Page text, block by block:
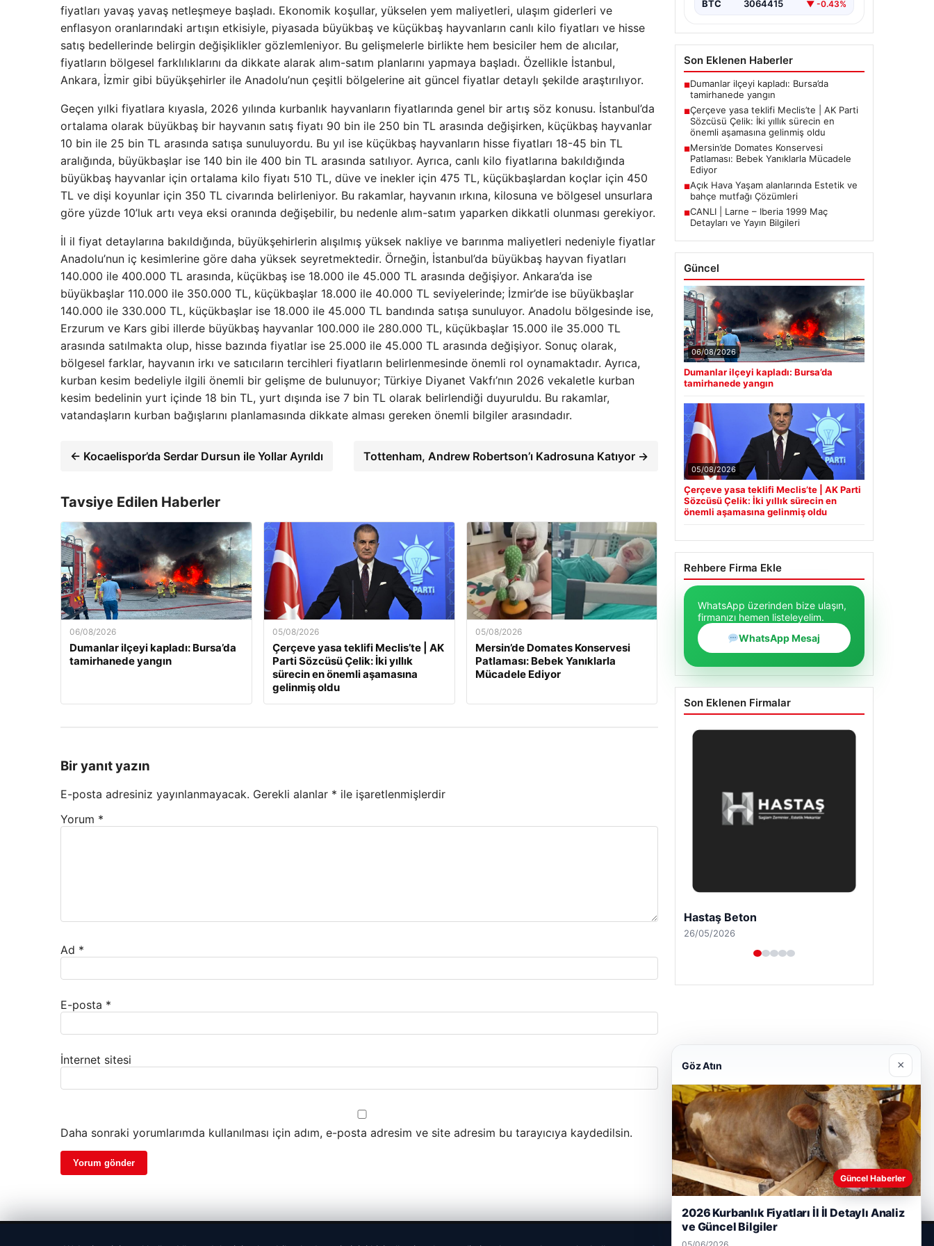
fiyatları yavaş yavaş netleşmeye başladı. Ekonomik koşullar, yükselen yem maliyetleri, ulaşım giderleri ve
enflasyon oranlarındaki artışın etkisiyle, piyasada büyükbaş ve küçükbaş hayvanların canlı kilo fiyatları ve hisse
satış bedellerinde belirgin değişiklikler gözlemleniyor. Bu gelişmelerle birlikte hem besiciler hem de alıcılar,
fiyatların bölgesel farklılıklarını da dikkate alarak alım-satım planlarını yapmaya başladı. Özellikle İstanbul,
Ankara, İzmir gibi büyükşehirler ile Anadolu’nun çeşitli bölgelerine ait güncel fiyatlar detaylı şekilde araştırılıyor.
Geçen yılki fiyatlara kıyasla, 2026 yılında kurbanlık hayvanların fiyatlarında genel bir artış söz konusu. İstanbul’da
ortalama olarak büyükbaş bir hayvanın satış fiyatı 90 bin ile 250 bin TL arasında değişirken, küçükbaş hayvanlar
10 bin ile 25 bin TL arasında satışa sunuluyordu. Bu yıl ise küçükbaş hayvanların hisse fiyatları 18-45 bin TL
aralığında, büyükbaşlar ise 140 bin ile 400 bin TL arasında satılıyor. Ayrıca, canlı kilo fiyatlarına bakıldığında
büyükbaş hayvanlar için ortalama kilo fiyatı 510 TL, düve ve inekler için 475 TL, küçükbaşlardan koçlar için 450
TL ve dişi koyunlar için 350 TL civarında belirleniyor. Bu rakamlar, hayvanın ırkına, kilosuna ve bölgesel unsurlara
göre yüzde 10’luk artı veya eksi oranında değişebilir, bu nedenle alım-satım yaparken dikkatli olunması gerekiyor.
İl il fiyat detaylarına bakıldığında, büyükşehirlerin alışılmış yüksek nakliye ve barınma maliyetleri nedeniyle fiyatlar
Anadolu’nun iç kesimlerine göre daha yüksek seyretmektedir. Örneğin, İstanbul’da büyükbaş hayvan fiyatları
140.000 ile 400.000 TL arasında, küçükbaş ise 18.000 ile 45.000 TL arasında değişiyor. Ankara’da ise
büyükbaşlar 110.000 ile 350.000 TL, küçükbaşlar 18.000 ile 40.000 TL seviyelerinde; İzmir’de ise büyükbaşlar
140.000 ile 330.000 TL, küçükbaşlar ise 18.000 ile 45.000 TL bandında satışa sunuluyor. Anadolu bölgesinde ise,
Erzurum ve Kars gibi illerde büyükbaş hayvanlar 100.000 ile 280.000 TL, küçükbaşlar 15.000 ile 35.000 TL
arasında satılmakta olup, hisse bazında fiyatlar ise 25.000 ile 45.000 TL arasında değişiyor. Sonuç olarak,
bölgesel farklar, hayvanın irkı ve satıcıların tercihleri fiyatların belirlenmesinde önemli rol oynamaktadır. Ayrıca,
kurban kesim bedeliyle ilgili önemli bir gelişme de bulunuyor; Türkiye Diyanet Vakfı’nın 2026 vekaletle kurban
kesim bedelinin yurt içinde 18 bin TL, yurt dışında ise 7 bin TL olarak belirlendiği duyuruldu. Bu rakamlar,
vatandaşların kurban bağışlarını planlamasında dikkate alması gereken önemli bilgiler arasındadır.
← Kocaelispor’da Serdar Dursun ile Yollar Ayrıldı Tottenham, Andrew Robertson’ı Kadrosuna Katıyor →
Tavsiye Edilen Haberler
06/08/2026
Dumanlar ilçeyi kapladı: Bursa’da
tamirhanede yangın
05/08/2026
Çerçeve yasa teklifi Meclis’te | AK
Parti Sözcüsü Çelik: İki yıllık
sürecin en önemli aşamasına
gelinmiş oldu
05/08/2026
Mersin’de Domates Konservesi
Patlaması: Bebek Yanıklarla
Mücadele Ediyor
Bir yanıt yazın
E-posta adresiniz yayınlanmayacak. Gerekli alanlar * ile işaretlenmişlerdir
Yorum *
Ad *
E-posta *
İnternet sitesi
Daha sonraki yorumlarımda kullanılması için adım, e-posta adresim ve site adresim bu tarayıcıya kaydedilsin.
BTC 3064415 ▼ -0.43%
Son Eklenen Haberler
■Dumanlar ilçeyi kapladı: Bursa’da
tamirhanede yangın
■Çerçeve yasa teklifi Meclis’te | AK Parti
Sözcüsü Çelik: İki yıllık sürecin en
önemli aşamasına gelinmiş oldu
■Mersin’de Domates Konservesi
Patlaması: Bebek Yanıklarla Mücadele
Ediyor
■Açık Hava Yaşam alanlarında Estetik ve
bahçe mutfağı Çözümleri
■CANLI | Larne – Iberia 1999 Maç
Detayları ve Yayın Bilgileri
Güncel
06/08/2026
Dumanlar ilçeyi kapladı: Bursa’da
tamirhanede yangın
05/08/2026
Çerçeve yasa teklifi Meclis’te | AK Parti
Sözcüsü Çelik: İki yıllık sürecin en
önemli aşamasına gelinmiş oldu
Rehbere Firma Ekle
WhatsApp üzerinden bize ulaşın,
firmanızı hemen listeleyelim.
WhatsApp Mesaj
Son Eklenen Firmalar
Enes Kaplan Avukatlık Bürosu
28/04/2026
Göz Atın ×
Güncel Haberler
2026 Kurbanlık Fiyatları İl İl Detaylı Analiz
ve Güncel Bilgiler